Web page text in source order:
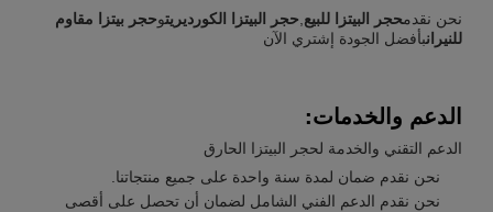
نحن نقدمحجر البيتزا للبيع حجر البيتزا الكورديريتوحجر بيتزا مقاوم
للنيرانبأفضل الجودة إشتري الآن
الدعم والخدمات:
الدعم التقني والخدمة لحجر البيتزا الحارق
نحن نقدم ضمان لمدة سنة واحدة على جميع منتجاتنا.
نحن نقدم الدعم الفني الشامل لضمان أن تحصل على أقصى